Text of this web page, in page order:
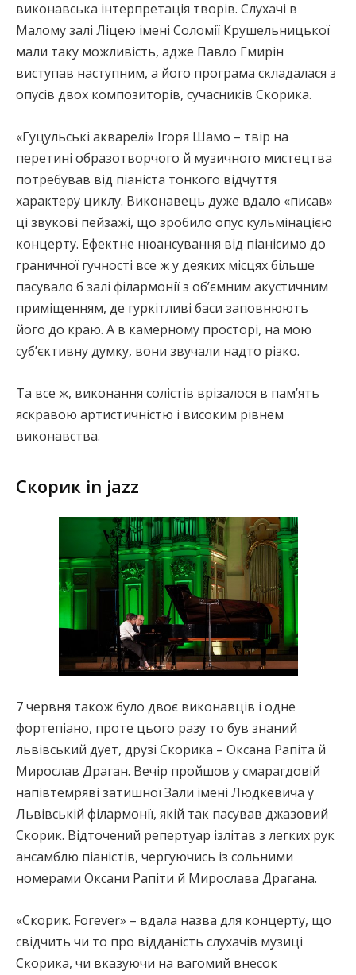
виконавська інтерпретація творів. Слухачі в
Малому залі Ліцею імені Соломії Крушельницької
мали таку можливість, адже Павло Гмирін
виступав наступним, а його програма складалася з
опусів двох композиторів, сучасників Скорика.
«Гуцульські акварелі» Ігоря Шамо – твір на
перетині образотворчого й музичного мистецтва
потребував від піаніста тонкого відчуття
характеру циклу. Виконавець дуже вдало «писав»
ці звукові пейзажі, що зробило опус кульмінацією
концерту. Ефектне нюансування від піанісимо до
граничної гучності все ж у деяких місцях більше
пасувало б залі філармонії з об’ємним акустичним
приміщенням, де гуркітливі баси заповнюють
його до краю. А в камерному просторі, на мою
суб’єктивну думку, вони звучали надто різко.
Та все ж, виконання солістів врізалося в пам’ять
яскравою артистичністю і високим рівнем
виконавства.
Скорик in jazz
7 червня також було двоє виконавців і одне
фортепіано, проте цього разу то був знаний
львівський дует, друзі Скорика – Оксана Рапіта й
Мирослав Драган. Вечір пройшов у смарагдовій
напівтемряві затишної Зали імені Людкевича у
Львівській філармонії, якій так пасував джазовий
Скорик. Відточений репертуар ізлітав з легких рук
ансамблю піаністів, чергуючись із сольними
номерами Оксани Рапіти й Мирослава Драгана.
«Скорик. Forever» – вдала назва для концерту, що
свідчить чи то про відданість слухачів музиці
Скорика, чи вказуючи на вагомий внесок